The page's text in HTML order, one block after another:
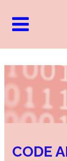
CODE